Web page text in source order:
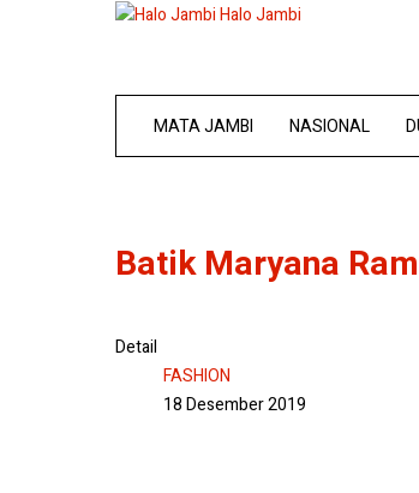
Halo Jambi
MATA JAMBI NASIONAL
Batik Maryana
Detail
FASHION
18 Desember 2019